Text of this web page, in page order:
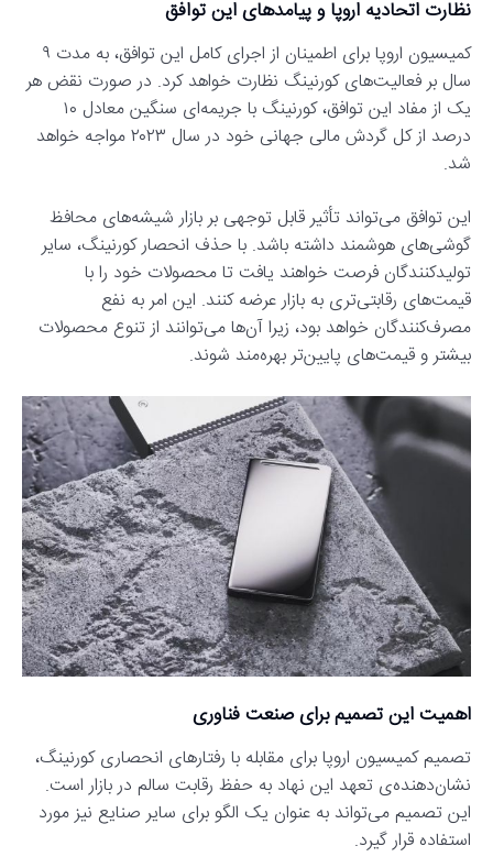
نظارت اتحادیه اروپا و پیامدهای این توافق
کمیسیون اروپا برای اطمینان از اجرای کامل این توافق، به مدت ۹
سال بر فعالیت‌های کورنینگ نظارت خواهد کرد. در صورت نقض هر
یک از مفاد این توافق، کورنینگ با جریمه‌ای سنگین معادل ۱۰
درصد از کل گردش مالی جهانی خود در سال ۲۰۲۳ مواجه خواهد
شد.
این توافق می‌تواند تأثیر قابل توجهی بر بازار شیشه‌های محافظ
گوشی‌های هوشمند داشته باشد. با حذف انحصار کورنینگ، سایر
تولیدکنندگان فرصت خواهند یافت تا محصولات خود را با
قیمت‌های رقابتی‌تری به بازار عرضه کنند. این امر به نفع
مصرف‌کنندگان خواهد بود، زیرا آن‌ها می‌توانند از تنوع محصولات
بیشتر و قیمت‌های پایین‌تر بهره‌مند شوند.
اهمیت این تصمیم برای صنعت فناوری
تصمیم کمیسیون اروپا برای مقابله با رفتارهای انحصاری کورنینگ،
نشان‌دهنده‌ی تعهد این نهاد به حفظ رقابت سالم در بازار است.
این تصمیم می‌تواند به عنوان یک الگو برای سایر صنایع نیز مورد
استفاده قرار گیرد.